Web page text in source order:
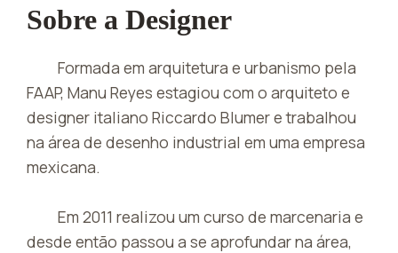
Sobre a Designer
Formada em arquitetura e urbanismo pela
FAAP, Manu Reyes estagiou com o arquiteto e
designer italiano Riccardo Blumer e trabalhou
na área de desenho industrial em uma empresa
mexicana.
Em 2011 realizou um curso de marcenaria e
desde então passou a se aprofundar na área,